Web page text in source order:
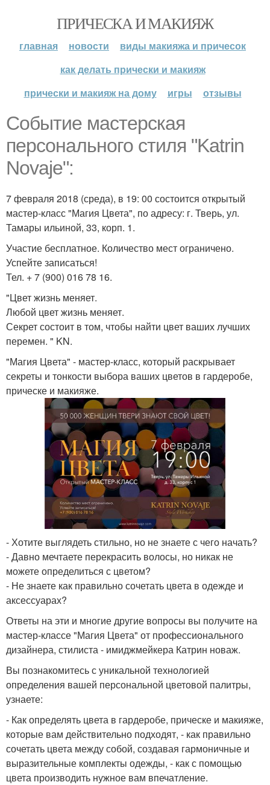
ПРИЧЕСКА И МАКИЯЖ
главная новости
виды макияжа и причесок
как делать прически и макияж
прически и макияж на дому
игры отзывы
Событие мастерская
персонального стиля "Katrin
Novaje":
7 февраля 2018 (среда), в 19: 00 состоится открытый
мастер-класс "Магия Цвета", по адресу: г. Тверь, ул.
Тамары ильиной, 33, корп. 1.
Участие бесплатное. Количество мест ограничено.
Успейте записаться!
Тел. + 7 (900) 016 78 16.
"Цвет жизнь меняет.
Любой цвет жизнь меняет.
Секрет состоит в том, чтобы найти цвет ваших лучших
перемен. " KN.
"Магия Цвета" - мастер-класс, который раскрывает
секреты и тонкости выбора ваших цветов в гардеробе,
прическе и макияже.
- Хотите выглядеть стильно, но не знаете с чего начать?
- Давно мечтаете перекрасить волосы, но никак не
можете определиться с цветом?
- Не знаете как правильно сочетать цвета в одежде и
аксессуарах?
Ответы на эти и многие другие вопросы вы получите на
мастер-классе "Магия Цвета" от профессионального
дизайнера, стилиста - имиджмейкера Катрин новаж.
Вы познакомитесь с уникальной технологией
определения вашей персональной цветовой палитры,
узнаете:
- Как определять цвета в гардеробе, прическе и макияже,
которые вам действительно подходят, - как правильно
сочетать цвета между собой, создавая гармоничные и
выразительные комплекты одежды, - как с помощью
цвета производить нужное вам впечатление.